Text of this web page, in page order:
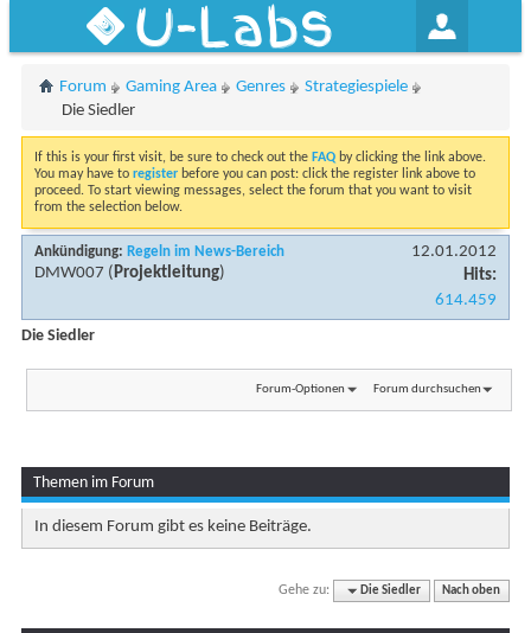
U-Labs
Forum Gaming Area Genres
Strategiespiele
Die Siedler
If this is your first visit, be sure to check out the FAQ by clicking the link above.
You may have to register before you can post: click the register link above to
proceed. To start viewing messages, select the forum that you want to visit
from the selection below.
Ankündigung: Regeln im News-Bereich
DMW007 (Projektleitung)
12.01.2012
Hits:
614.459
Die Siedler
Forum-Optionen Forum durchsuchen
Themen im Forum
In diesem Forum gibt es keine Beiträge.
Gehe zu: Die Siedler Nach oben